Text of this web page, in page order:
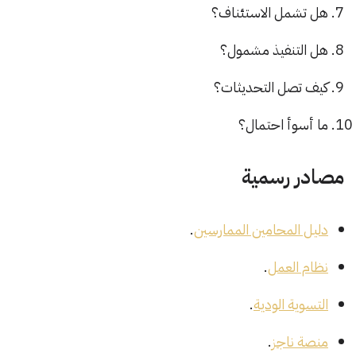
هل تشمل الاستئناف؟
هل التنفيذ مشمول؟
كيف تصل التحديثات؟
ما أسوأ احتمال؟
مصادر رسمية
دليل المحامين الممارسين.
نظام العمل.
التسوية الودية.
منصة ناجز.